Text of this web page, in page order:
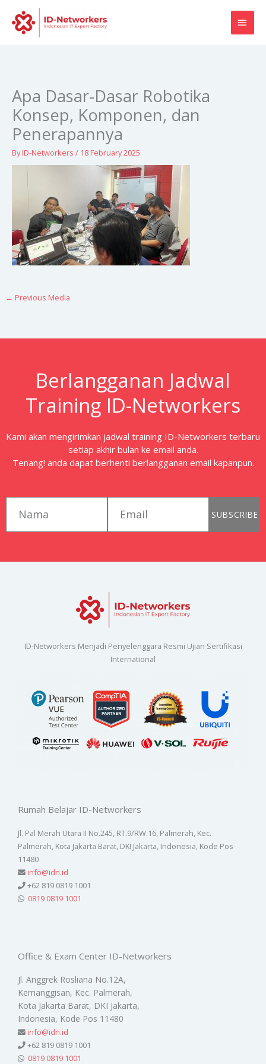
content
Apa Dasar-Dasar Robotika
Konsep, Komponen, dan
Penerapannya
ByID-Networkers / 18 February 2025
← Previous Media
Berlangganan Jadwal
Training ID-Networkers
Kami akan mengirimkan jadwal training ID-Networkers terbaru
setiap akhir bulan ke email anda.
Tenang! anda dapat berhenti berlangganan email kapanpun.
SUBSCRIBE
ID-Networkers Menjadi Penyelenggara Resmi Ujian Sertifikasi
International
Rumah Belajar ID-Networkers
Jl. Pal Merah Utara II No.245, RT.9/RW.16, Palmerah, Kec.
Palmerah, Kota Jakarta Barat, DKI Jakarta, Indonesia, Kode Pos
11480
info@idn.id
+62 819 0819 1001
0819 0819 1001
Office & Exam Center ID-Networkers
Jl. Anggrek Rosliana No.12A,
Kemanggisan, Kec. Palmerah,
Kota Jakarta Barat, DKI Jakarta,
Indonesia, Kode Pos 11480
info@idn.id
+62 819 0819 1001
0819 0819 1001